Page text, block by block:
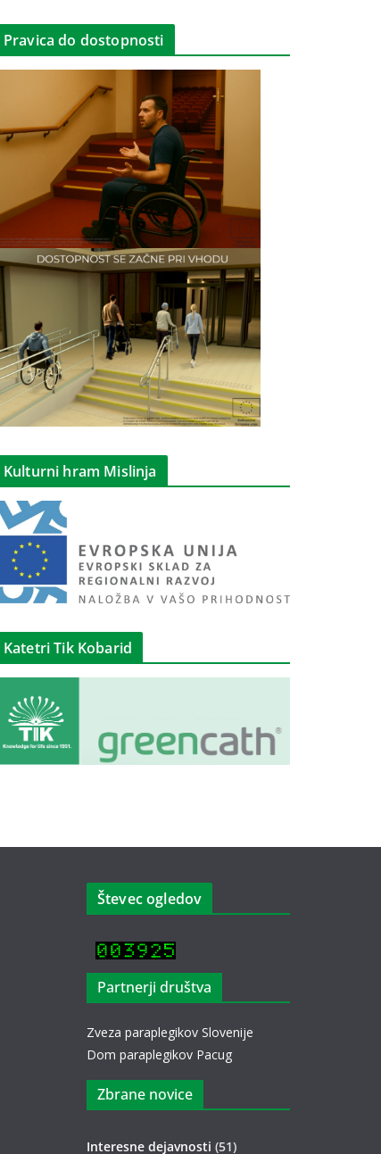
Pravica do dostopnosti
Kulturni hram Mislinja
Katetri Tik Kobarid
Števec ogledov
Partnerji društva
Zveza paraplegikov Slovenije
Dom paraplegikov Pacug
Zbrane novice
Interesne dejavnosti (51)